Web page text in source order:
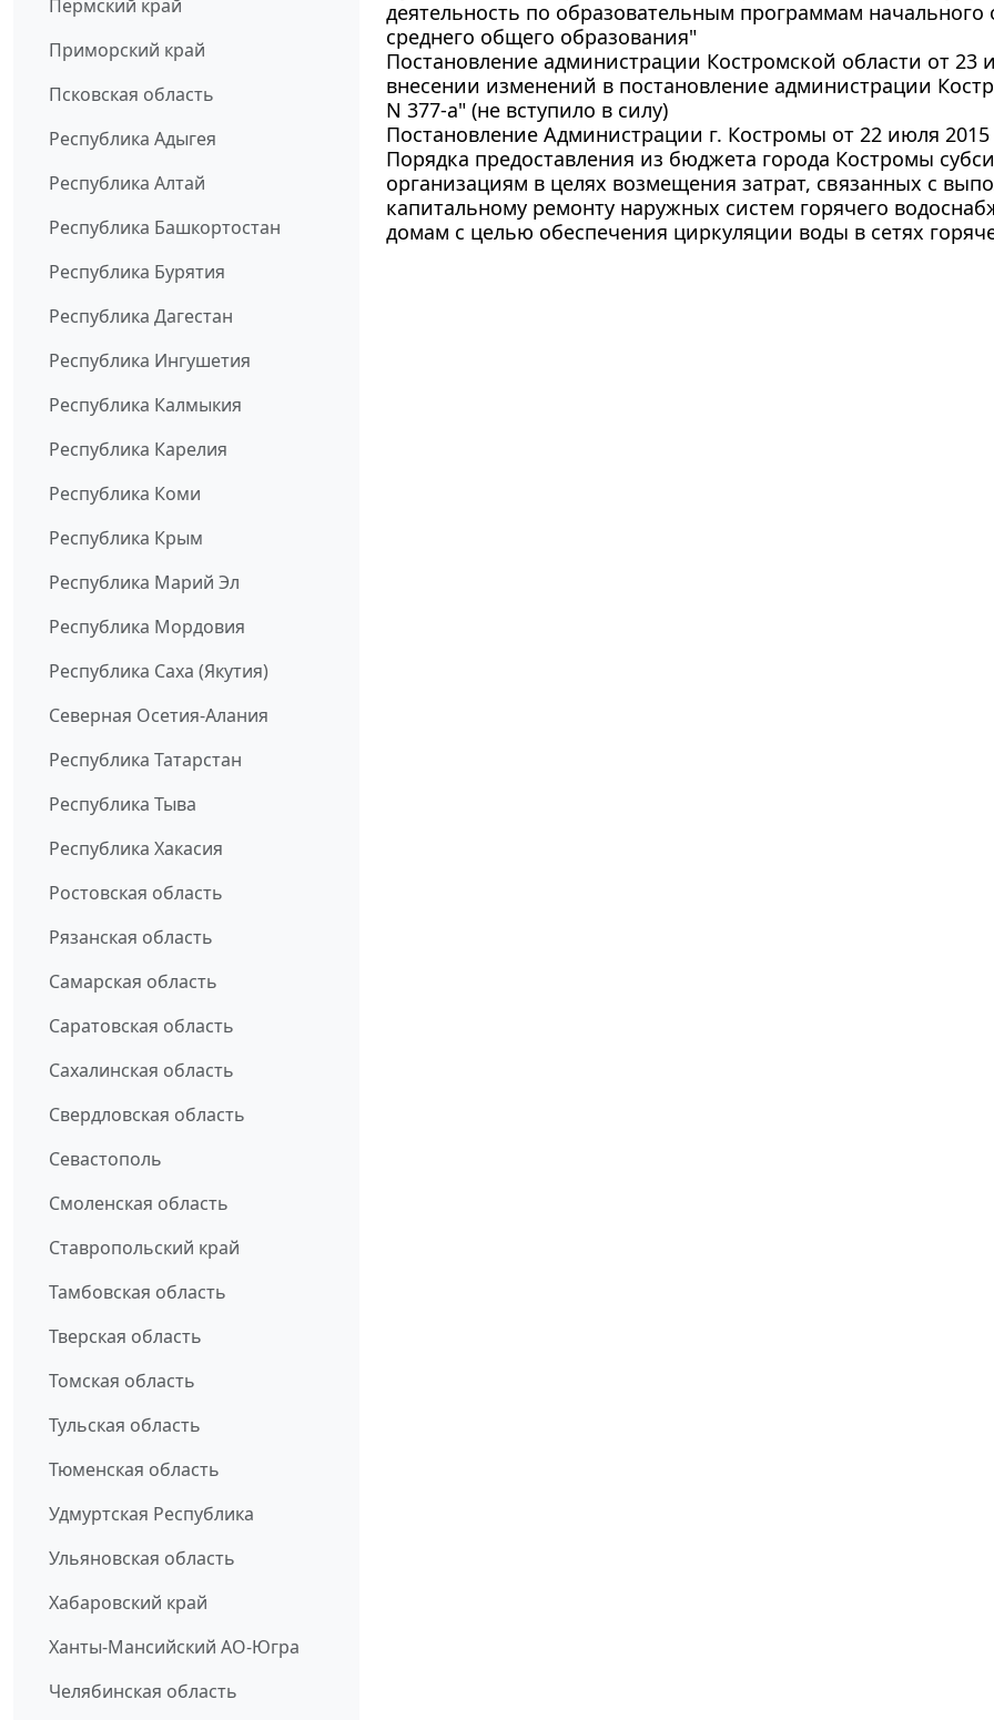
Пермский край
Приморский край
Псковская область
Республика Адыгея
Республика Алтай
Республика Башкортостан
Республика Бурятия
Республика Дагестан
Республика Ингушетия
Республика Калмыкия
Республика Карелия
Республика Коми
Республика Крым
Республика Марий Эл
Республика Мордовия
Республика Саха (Якутия)
Северная Осетия-Алания
Республика Татарстан
Республика Тыва
Республика Хакасия
Ростовская область
Рязанская область
Самарская область
Саратовская область
Сахалинская область
Свердловская область
Севастополь
Смоленская область
Ставропольский край
Тамбовская область
Тверская область
Томская область
Тульская область
Тюменская область
Удмуртская Республика
Ульяновская область
Хабаровский край
Ханты-Мансийский АО-Югра
Челябинская область
деятельность по образовательным программам
среднего общего образования"
Постановление администрации Костромской области от 23
внесении изменений в постановление администрации
N 377-а" (не вступило в силу)
Постановление Администрации г. Костромы от 22 июля
Порядка предоставления из бюджета города Костромы
организациям в целях возмещения затрат, связанных с
капитальному ремонту наружных систем горячего
домам с целью обеспечения циркуляции воды в сетях